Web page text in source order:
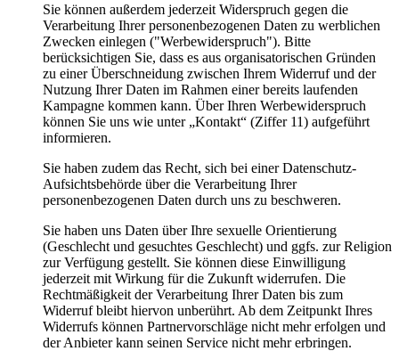
Sie können außerdem jederzeit Widerspruch gegen die
Verarbeitung Ihrer personenbezogenen Daten zu werblichen
Zwecken einlegen ("Werbewiderspruch"). Bitte
berücksichtigen Sie, dass es aus organisatorischen Gründen
zu einer Überschneidung zwischen Ihrem Widerruf und der
Nutzung Ihrer Daten im Rahmen einer bereits laufenden
Kampagne kommen kann. Über Ihren Werbewiderspruch
können Sie uns wie unter „Kontakt“ (Ziffer 11) aufgeführt
informieren.
Sie haben zudem das Recht, sich bei einer Datenschutz-
Aufsichtsbehörde über die Verarbeitung Ihrer
personenbezogenen Daten durch uns zu beschweren.
Sie haben uns Daten über Ihre sexuelle Orientierung
(Geschlecht und gesuchtes Geschlecht) und ggfs. zur Religion
zur Verfügung gestellt. Sie können diese Einwilligung
jederzeit mit Wirkung für die Zukunft widerrufen. Die
Rechtmäßigkeit der Verarbeitung Ihrer Daten bis zum
Widerruf bleibt hiervon unberührt. Ab dem Zeitpunkt Ihres
Widerrufs können Partnervorschläge nicht mehr erfolgen und
der Anbieter kann seinen Service nicht mehr erbringen.